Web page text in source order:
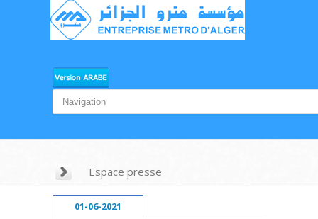
Espace presse
01-06-2021